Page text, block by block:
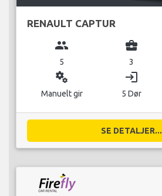
RENAULT CAPTUR
group
5
business_center
3
miscellaneous_services
Manuelt gir
login
5 Dør
SE DETALJER...